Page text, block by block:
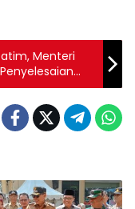
Menteri